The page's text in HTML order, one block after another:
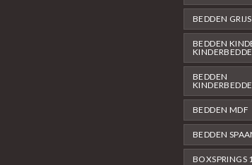
BEDDEN GRIJS
BEDDEN
BEDDEN
BEDDEN MDF
BEDDEN
BOXSPRINGS